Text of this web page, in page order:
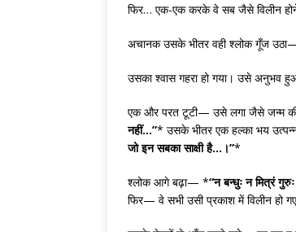
फिर… एक-एक करके वे सब जैसे विलीन
अचानक उसके भीतर वही श्लोक गूँज
उसका श्वास गहरा हो गया। उसे अनुभव
एक और परत टूटी— उसे लगा जैसे जन्म की
नहीं…”* उसके भीतर एक हल्का भय
जो इन सबका साक्षी है…।”*
श्लोक आगे बढ़ा— *“न बन्धुः न मित्रं
फिर— वे सभी उसी प्रकाश में विलीन हो